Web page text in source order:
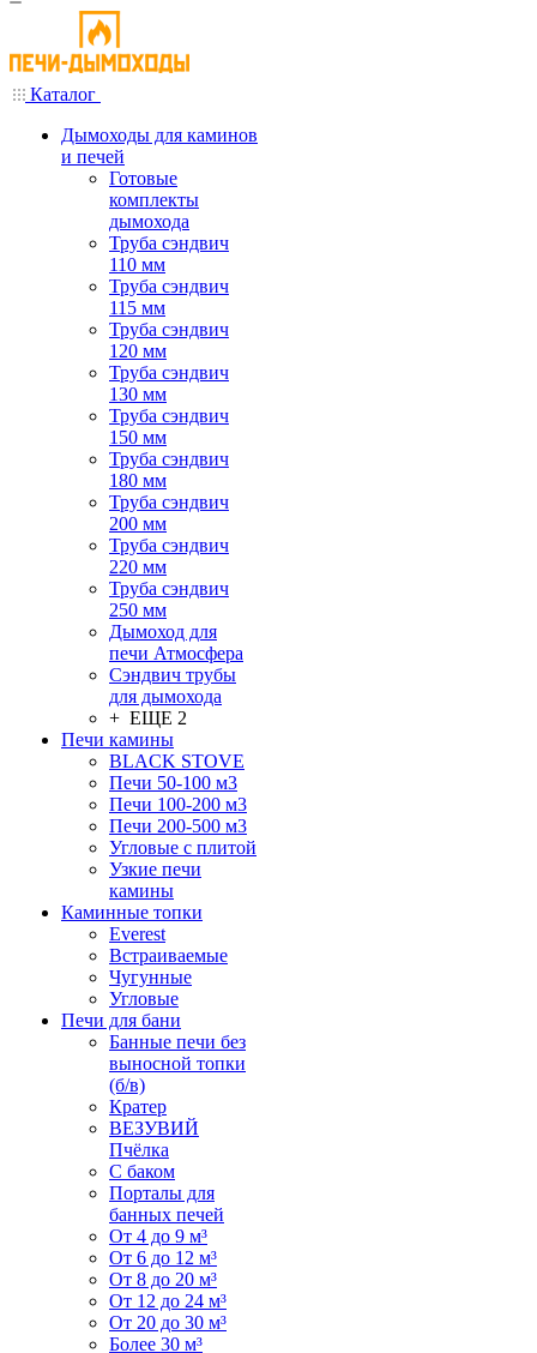
Каталог
Дымоходы для каминов
и печей
Готовые
комплекты
дымохода
Труба сэндвич
110 мм
Труба сэндвич
115 мм
Труба сэндвич
120 мм
Труба сэндвич
130 мм
Труба сэндвич
150 мм
Труба сэндвич
180 мм
Труба сэндвич
200 мм
Труба сэндвич
220 мм
Труба сэндвич
250 мм
Дымоход для
печи Атмосфера
Сэндвич трубы
для дымохода
+ ЕЩЕ 2
Печи камины
BLACK STOVE
Печи 50-100 м3
Печи 100-200 м3
Печи 200-500 м3
Угловые с плитой
Узкие печи
камины
Каминные топки
Everest
Встраиваемые
Чугунные
Угловые
Печи для бани
Банные печи без
выносной топки
(б/в)
Кратер
ВЕЗУВИЙ
Пчёлка
С баком
Порталы для
банных печей
От 4 до 9 м³
От 6 до 12 м³
От 8 до 20 м³
От 12 до 24 м³
От 20 до 30 м³
Более 30 м³